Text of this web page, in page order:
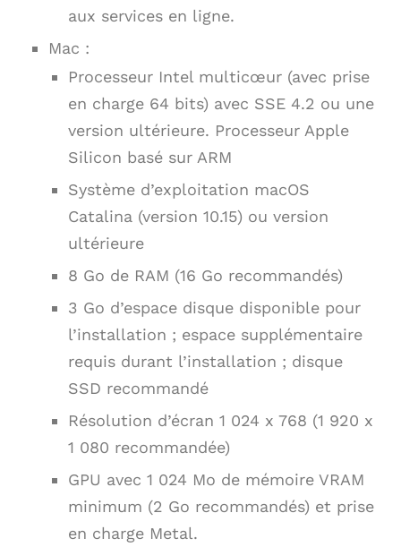
aux services en ligne.
Mac :
Processeur Intel multicœur (avec prise
en charge 64 bits) avec SSE 4.2 ou une
version ultérieure. Processeur Apple
Silicon basé sur ARM
Système d’exploitation macOS
Catalina (version 10.15) ou version
ultérieure
8 Go de RAM (16 Go recommandés)
3 Go d’espace disque disponible pour
l’installation ; espace supplémentaire
requis durant l’installation ; disque
SSD recommandé
Résolution d’écran 1 024 x 768 (1 920 x
1 080 recommandée)
GPU avec 1 024 Mo de mémoire VRAM
minimum (2 Go recommandés) et prise
en charge Metal.